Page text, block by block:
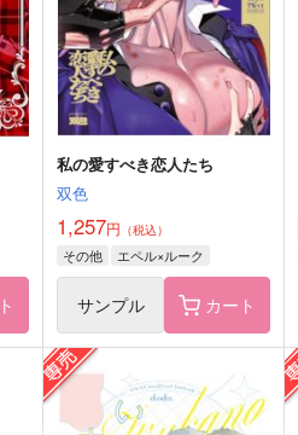
刀剣乱舞
山伏国広
山姥切国広
堀川国広
サンプル カート
私の愛すべき恋人たち
双色
1,257円 （税込）
その他 エペル×ルーク
サンプル カート